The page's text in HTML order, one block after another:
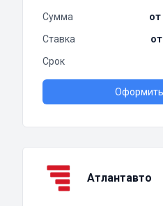
Сумма
от
Ставка
Срок
Оформить
Атлантавто